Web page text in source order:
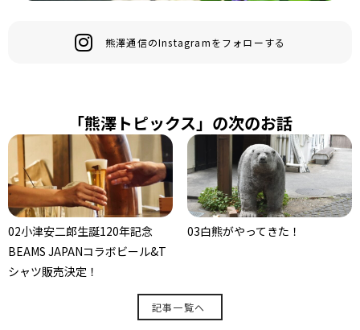
熊澤通信のInstagramをフォローする
「熊澤トピックス」の次のお話
02小津安二郎生誕120年記念
BEAMS JAPANコラボビール&T
シャツ販売決定！
03白熊がやってきた！
記事一覧へ